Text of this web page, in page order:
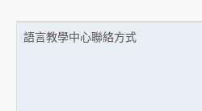
語言教學中心聯絡方式